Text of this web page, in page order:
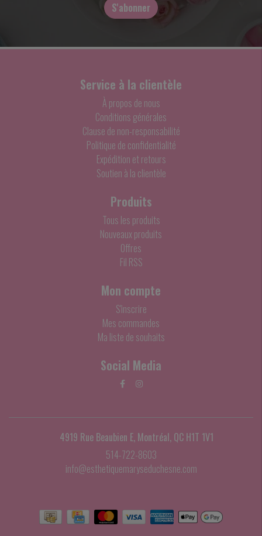
S'abonner
Service à la clientèle
À propos de nous
Conditions générales
Clause de non-responsabilité
Politique de confidentialité
Expédition et retours
Soutien à la clientèle
Produits
Tous les produits
Nouveaux produits
Offres
Fil RSS
Mon compte
S'inscrire
Mes commandes
Ma liste de souhaits
Social Media
4919 Rue Beaubien E, Montréal, QC H1T 1V1
514-722-8603
info@esthetiquemaryseduchesne.com